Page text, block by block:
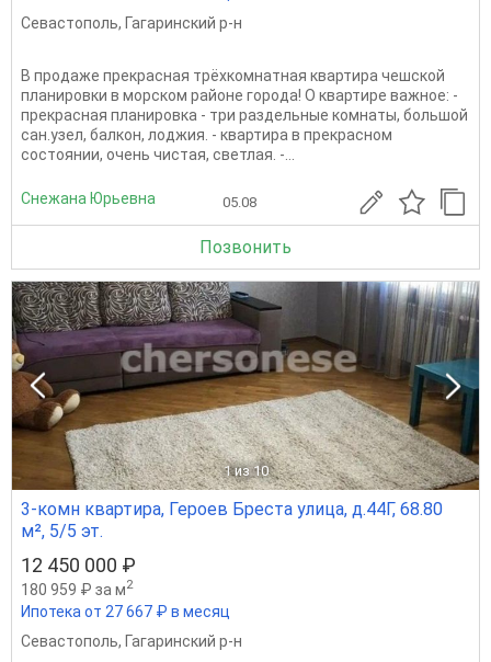
Севастополь, Гагаринский р-н
В продаже прекрасная трёхкомнатная квартира чешской
планировки в морском районе города! О квартире важное: -
прекрасная планировка - три раздельные комнаты, большой
сан.узел, балкон, лоджия. - квартира в прекрасном
состоянии, очень чистая, светлая. -...
Снежана Юрьевна 05.08
Позвонить
1 из 10
3-комн квартира, Героев Бреста улица, д.44Г, 68.80
м², 5/5 эт.
12 450 000 ₽
180 959 ₽ за м2
Ипотека от 27 667 ₽ в месяц
Севастополь, Гагаринский р-н